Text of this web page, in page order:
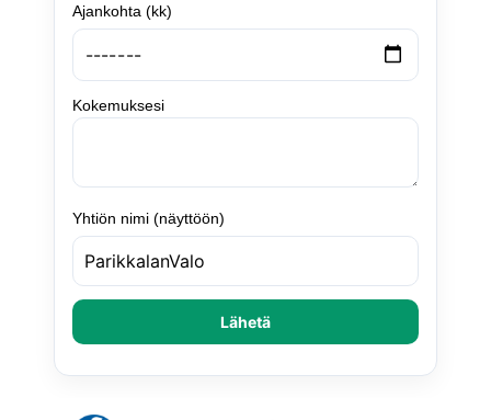
Ajankohta (kk)
Kokemuksesi
Yhtiön nimi (näyttöön)
Lähetä